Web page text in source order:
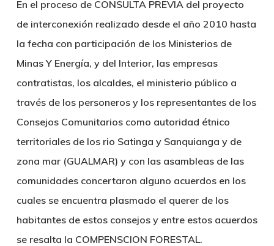
En el proceso de CONSULTA PREVIA del proyecto
de interconexión realizado desde el año 2010 hasta
la fecha con participación de los Ministerios de
Minas Y Energía, y del Interior, las empresas
contratistas, los alcaldes, el ministerio público a
través de los personeros y los representantes de los
Consejos Comunitarios como autoridad étnico
territoriales de los rio Satinga y Sanquianga y de
zona mar (GUALMAR) y con las asambleas de las
comunidades concertaron alguno acuerdos en los
cuales se encuentra plasmado el querer de los
habitantes de estos consejos y entre estos acuerdos
se resalta la COMPENSCION FORESTAL.